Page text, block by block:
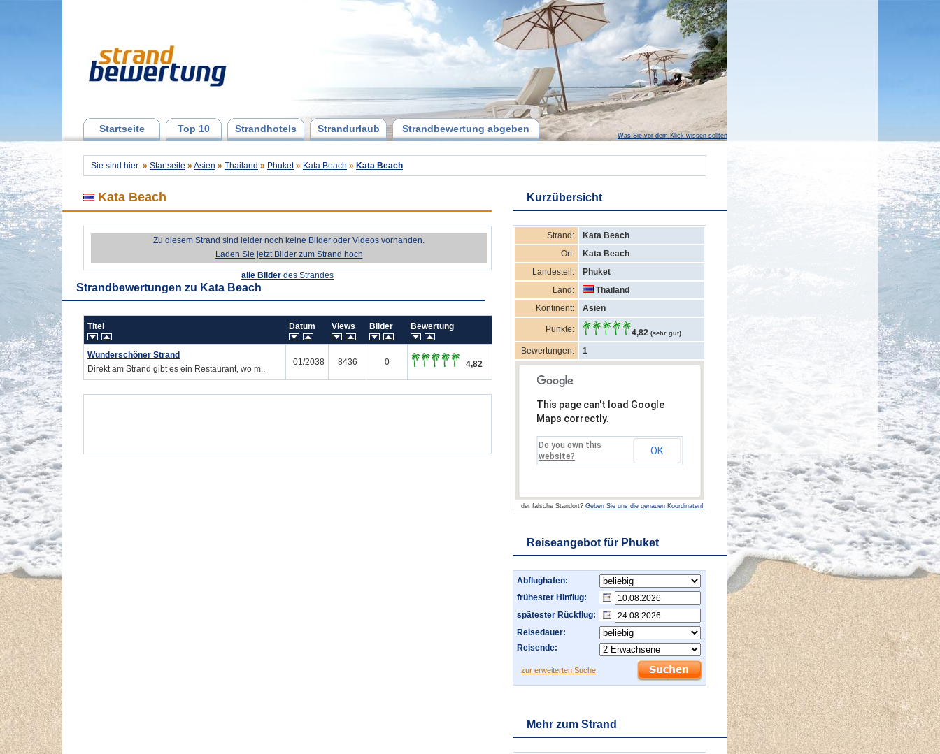
Startseite Top 10 Strandhotels Strandurlaub Strandbewertung abgeben
Was Sie vor dem Klick wissen sollten
Sie sind hier: » Startseite » Asien » Thailand » Phuket » Kata Beach » Kata Beach
Kata Beach
Zu diesem Strand sind leider noch keine Bilder oder Videos vorhanden.
Laden Sie jetzt Bilder zum Strand hoch
alle Bilder des Strandes
Strandbewertungen zu Kata Beach
Titel Datum Views Bilder Bewertung
Wunderschöner Strand
Direkt am Strand gibt es ein Restaurant, wo m..
01/2038 8436 0 4,82
Kurzübersicht
Strand:
Kata Beach
Ort:
Kata Beach
Landesteil:
Phuket
Land:
Thailand
Kontinent:
Asien
Punkte: 4,82 (sehr gut)
Bewertungen: 1
This page can't load Google
Maps correctly.
Do you own this
website?
OK
der falsche Standort? Geben Sie uns die genauen Koordinaten!
Reiseangebot für Phuket
Abflughafen:
frühester Hinflug:
spätester Rückflug:
Reisedauer:
Reisende:
zur erweiterten Suche
Mehr zum Strand